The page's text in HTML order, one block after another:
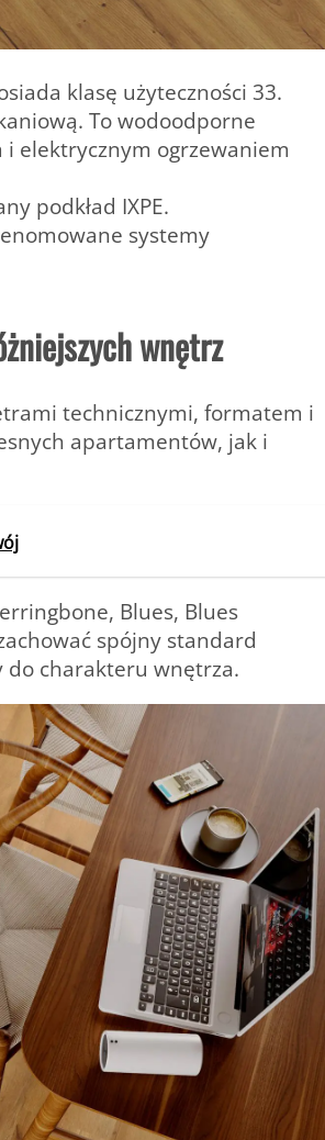
klasę użyteczności 33.
To wodoodporne
elektrycznym ogrzewaniem
podkład IXPE.
systemy
wnętrz
technicznymi, formatem i
apartamentów, jak i
Blues, Blues
spójny standard
do charakteru wnętrza.